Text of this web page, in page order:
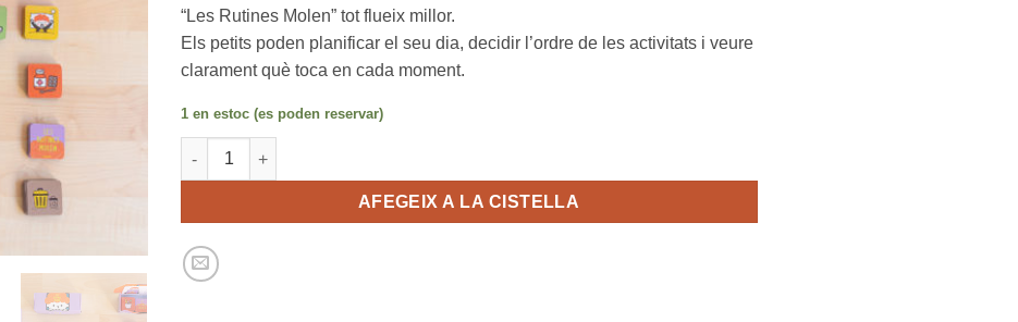
“Les Rutines Molen” tot flueix millor.
Els petits poden planificar el seu dia, decidir l’ordre de les activitats i veure
clarament què toca en cada moment.
1 en estoc (es poden reservar)
quantitat de Les Rutines Molen
AFEGEIX A LA CISTELLA